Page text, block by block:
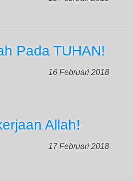
Pada TUHAN!
16 Februari 2018
Allah!
17 Februari 2018